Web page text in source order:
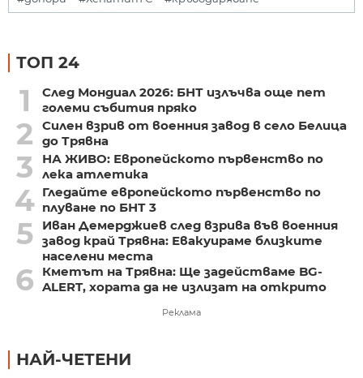
ТОП 24
1
След Мондиал 2026: БНТ излъчва още пет
големи събития пряко
2
Силен взрив от военния завод в село Белица
до Трявна
3
НА ЖИВО: Европейското първенство по
лека атлетика
4 Гледайте европейското първенство по
плуване по БНТ 3
5
Иван Демерджиев след взрива във военния
завод край Трявна: Евакуираме близките
населени места
6
Кметът на Трявна: Ще задействаме BG-
ALERT, хората да не излизат на открито
Реклама
НАЙ-ЧЕТЕНИ